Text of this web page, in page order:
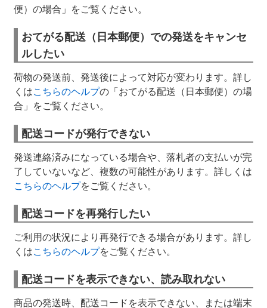
便）の場合」をご覧ください。
おてがる配送（日本郵便）での発送をキャンセ
ルしたい
荷物の発送前、発送後によって対応が変わります。詳し
くはこちらのヘルプの「おてがる配送（日本郵便）の場
合」をご覧ください。
配送コードが発行できない
発送連絡済みになっている場合や、落札者の支払いが完
了していないなど、複数の可能性があります。詳しくは
こちらのヘルプをご覧ください。
配送コードを再発行したい
ご利用の状況により再発行できる場合があります。詳し
くはこちらのヘルプをご覧ください。
配送コードを表示できない、読み取れない
商品の発送時、配送コードを表示できない、または端末